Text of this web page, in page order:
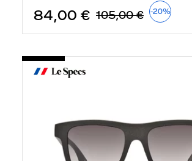
84,00 € 105,00 € -20%